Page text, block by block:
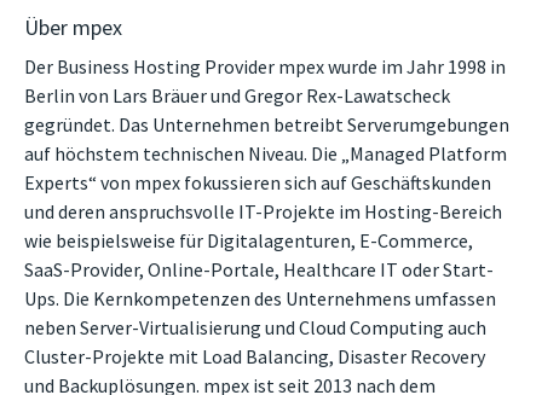
Über mpex
Der Business Hosting Provider mpex wurde im Jahr 1998 in
Berlin von Lars Bräuer und Gregor Rex-Lawatscheck
gegründet. Das Unternehmen betreibt Serverumgebungen
auf höchstem technischen Niveau. Die „Managed Platform
Experts“ von mpex fokussieren sich auf Geschäftskunden
und deren anspruchsvolle IT-Projekte im Hosting-Bereich
wie beispielsweise für Digitalagenturen, E-Commerce,
SaaS-Provider, Online-Portale, Healthcare IT oder Start-
Ups. Die Kernkompetenzen des Unternehmens umfassen
neben Server-Virtualisierung und Cloud Computing auch
Cluster-Projekte mit Load Balancing, Disaster Recovery
und Backuplösungen. mpex ist seit 2013 nach dem